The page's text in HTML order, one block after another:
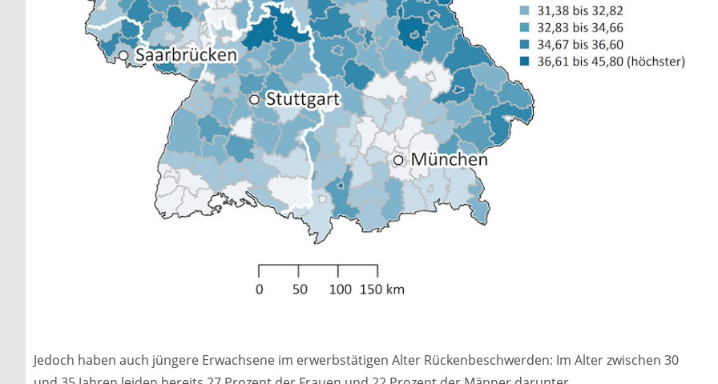
Jedoch haben auch jüngere Erwachsene im erwerbstätigen Alter Rückenbeschwerden: Im Alter zwischen 30